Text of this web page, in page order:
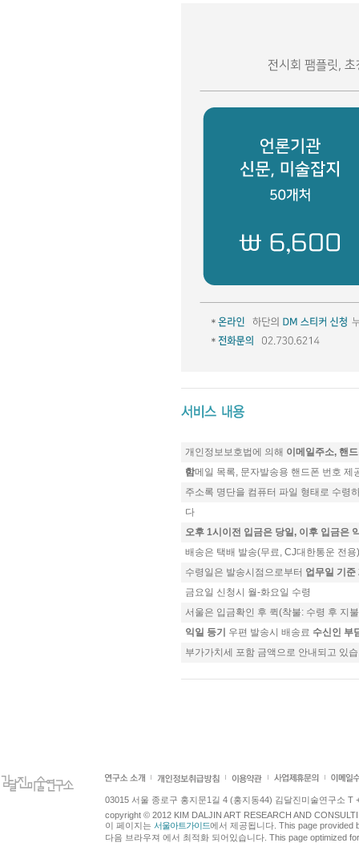
개인정보보호법에 의해 이메일주소, 핸
함
이메일 목록, 문자발송용 핸드폰 번호 제
주소록 명단을 컴퓨터 파일 형태로 수령
다
오후 1시이전 입금은 당일, 이후 입금은
배송은 택배 발송(무료, CJ대한통운 전용
수령일은 발송시점으로부터 업무일 기준
금요일 신청시 월-화요일 수령
서울은 입금확인 후 퀵(착불: 수령 후 지
익일 등기
우편 발송시 배송료 수신인 부
부가가치세 포함 금액으로 안내되고 있
03015 서울 종로구 홍지문1길 4 (홍지동44) 김달진미술연구소 T
copyright © 2012 KIM DALJIN ART RESEARCH AND
이 페이지는 서울아트가이드에서 제공됩니다. This page provided
다음 브라우져 에서 최적화 되어있습니다. This page optimized